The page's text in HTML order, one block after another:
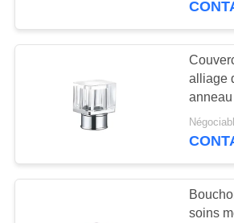
Pompes à alliage
silicone
à la
soins